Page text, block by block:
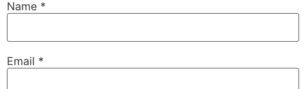
Name *
Email *